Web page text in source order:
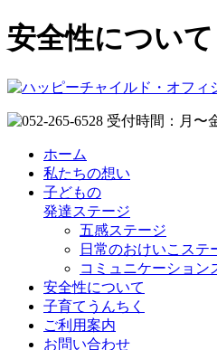
安全性について
ホーム
私たちの想い
子どもの
発達ステージ
五感ステージ
日常のおけいこステ
コミュニケーション
安全性について
子育てうんちく
ご利用案内
お問い合わせ